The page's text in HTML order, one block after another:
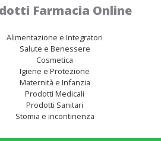
Farmacia Online
Alimentazione e Integratori
Salute e Benessere
Cosmetica
Igiene e Protezione
Maternità e Infanzia
Prodotti Medicali
Prodotti Sanitari
Stomia e incontinenza